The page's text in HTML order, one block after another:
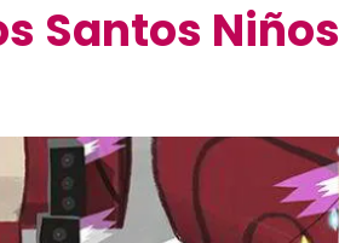
Santos Niños